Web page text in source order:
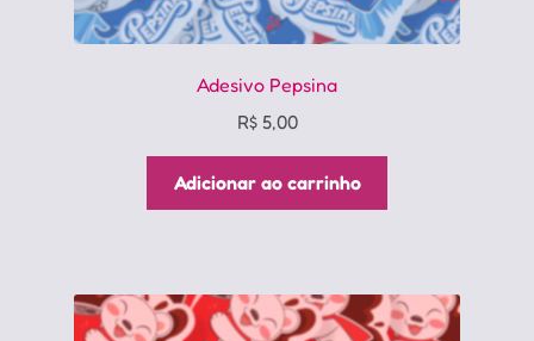
Adesivo Pepsina
R$5,00
Adicionar ao carrinho